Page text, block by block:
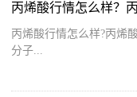
丙烯酸行情怎么样？
丙烯酸行情怎么样?丙烯
分子...